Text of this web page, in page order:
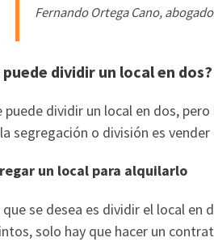
Fernando Ortega Cano,
puede dividir un local en dos?
puede dividir un local en dos,
segregación o división es vender
un local para alquilarlo
que se desea es dividir el local
solo hay que hacer un